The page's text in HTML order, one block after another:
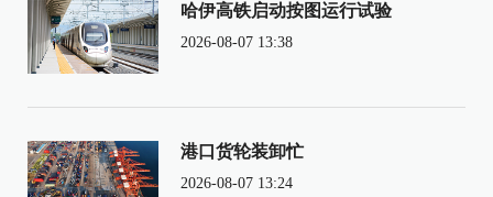
哈伊高铁启动按图运行试验
2026-08-07 13:38
港口货轮装卸忙
2026-08-07 13:24